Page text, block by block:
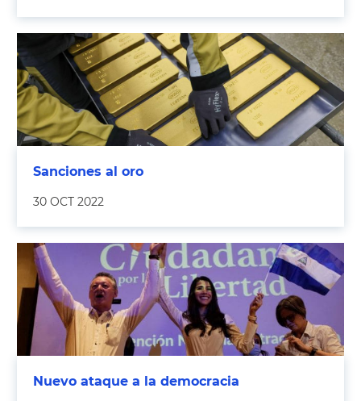
Sanciones al oro
30 OCT 2022
Nuevo ataque a la democracia